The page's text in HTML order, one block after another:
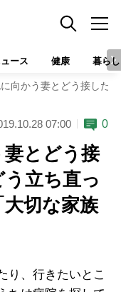
ース 健康 暮らし
向かう妻とどう接した
07:00 0
とどう接
立ち直っ
切な家族
り、行きたいとこ